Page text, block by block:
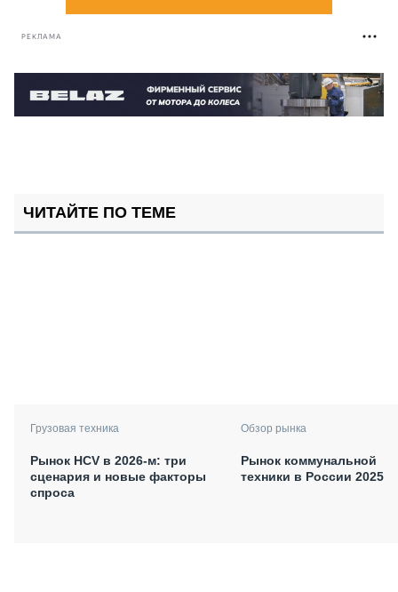
РЕКЛАМА
ЧИТАЙТЕ ПО ТЕМЕ
Грузовая техника
Рынок HCV в 2026-м: три
сценария и новые факторы
спроса
Обзор рынка
Рынок коммунальной
техники в России 2025